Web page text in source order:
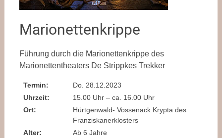
Marionettenkrippe
Führung durch die Marionettenkrippe des
Marionettentheaters De Strippkes Trekker
Termin:
Do. 28.12.2023
Uhrzeit:
15.00 Uhr – ca. 16.00 Uhr
Ort:
Hürtgenwald- Vossenack Krypta des
Franziskanerklosters
Alter:
Ab 6 Jahre